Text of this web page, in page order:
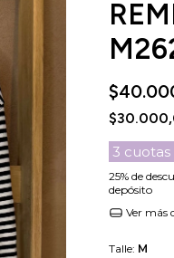
3 cuotas
25% de
depósito
Ver más
Talle: M